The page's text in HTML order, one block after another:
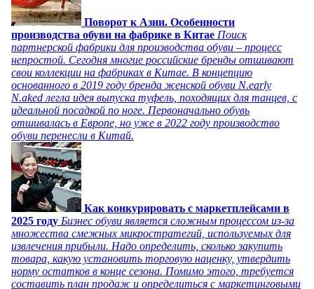
Поворот к Азии. Особенности
производства обуви на фабрике в Китае Поиск
партнерской фабрики для производства обуви – процесс
непростой. Сегодня многие российские бренды отшивают
свои коллекции на фабриках в Китае. В концепцию
основанного в 2019 году бренда женской обуви N.early
N.aked легла идея выпуска туфель, походящих для танцев, с
идеальной посадкой по ноге. Первоначально обувь
отшивалась в Европе, но уже в 2022 году производство
обуви перенесли в Китай.
Как конкурировать с маркетплейсами в
2025 году Бизнес обуви является сложным процессом из-за
множества смежных микростратегий, используемых для
извлечения прибыли. Надо определить, сколько закупить
товара, какую установить торговую наценку, утвердить
норму остатков в конце сезона. Помимо этого, требуется
составить план продаж и определиться с маркетинговыми